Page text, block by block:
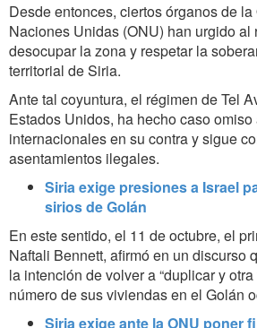
Desde entonces, ciertos órganos de
Naciones Unidas (ONU) han urgido al
desocupar la zona y respetar la
territorial de Siria.
Ante tal coyuntura, el régimen de Tel
Estados Unidos, ha hecho caso
internacionales en su contra y sigue
asentamientos ilegales.
Siria exige presiones a Israel
sirios de Golán
En este sentido, el 11 de octubre, el
Naftali Bennett, afirmó en un discurso
la intención de volver a “duplicar y
número de sus viviendas en el Golán
Siria exige ante la ONU poner